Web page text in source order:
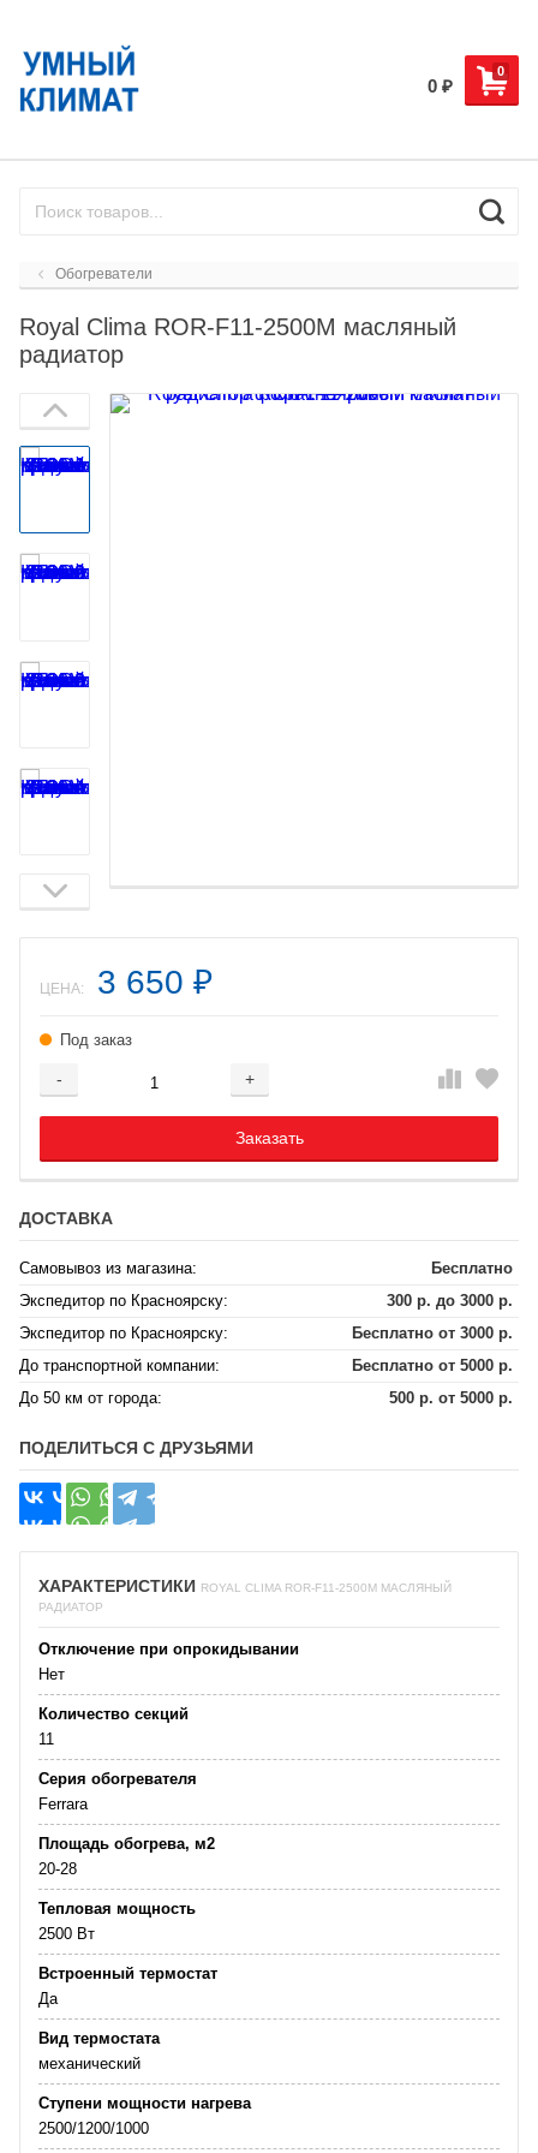
0
0 ₽
Обогреватели
Royal Clima ROR-F11-2500M масляный
радиатор
ЦЕНА: 3 650 ₽
Под заказ
- +
Добавляется...
Заказать
Добавлен
ДОСТАВКА
Самовывоз из магазина:
Бесплатно
Экспедитор по Красноярску:
300 р. до 3000 р.
Экспедитор по Красноярску:
Бесплатно от 3000 р.
До транспортной компании:
Бесплатно от 5000 р.
До 50 км от города:
500 р. от 5000 р.
ПОДЕЛИТЬСЯ С ДРУЗЬЯМИ
ХАРАКТЕРИСТИКИ ROYAL CLIMA ROR-F11-2500M МАСЛЯНЫЙ
РАДИАТОР
Отключение при опрокидывании
Нет
Количество секций
11
Серия обогревателя
Ferrara
Площадь обогрева, м2
20-28
Тепловая мощность
2500 Вт
Встроенный термостат
Да
Вид термостата
механический
Ступени мощности нагрева
2500/1200/1000